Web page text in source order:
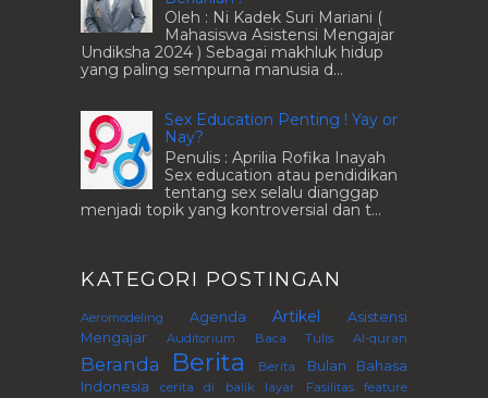
Oleh : Ni Kadek Suri Mariani (
Mahasiswa Asistensi Mengajar
Undiksha 2024 ) Sebagai makhluk hidup
yang paling sempurna manusia d...
Sex Education Penting ! Yay or
Nay?
Penulis : Aprilia Rofika Inayah
Sex education atau pendidikan
tentang sex selalu dianggap
menjadi topik yang kontroversial dan t...
KATEGORI POSTINGAN
Aeromodeling Agenda Artikel
Asistensi
Mengajar
Auditorium Baca Tulis Al-quran
Beranda Berita Berita.
Bulan Bahasa
Indonesia
cerita di balik layar Fasilitas
feature